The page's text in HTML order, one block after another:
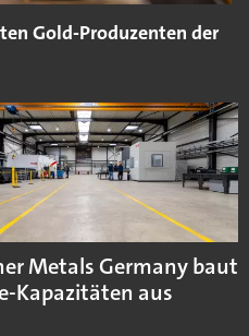
Gold-Produzenten der
Metals Germany baut
Kapazitäten aus